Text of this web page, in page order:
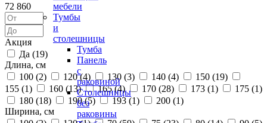
мебели
Тумбы
и
столешницы
Тумба
Панель
с
раковиной
Столешницы
без
раковины
72 860
Акция
Да (19)
Длина, см
100 (2) 120 (4) 130 (3) 140 (4) 150 (19)
155 (1) 160 (13) 165 (4) 170 (28) 173 (1) 175 (1)
180 (18) 190 (5) 193 (1) 200 (1)
Ширина, см